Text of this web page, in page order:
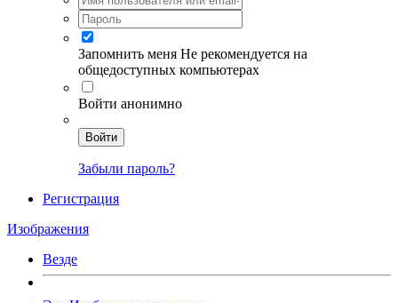
Запомнить меня Не рекомендуется на
общедоступных компьютерах
Войти анонимно
Войти
Забыли пароль?
Регистрация
Изображения
Везде